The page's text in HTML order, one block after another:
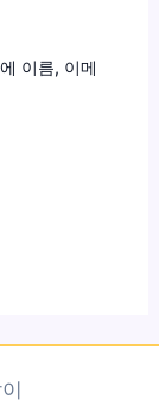
이름, 이메